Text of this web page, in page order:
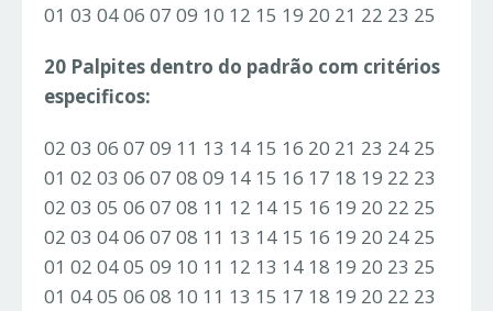
01 03 04 06 07 09 10 12 15 19 20 21 22 23 25
20 Palpites dentro do padrão com critérios
especificos:
02 03 06 07 09 11 13 14 15 16 20 21 23 24 25
01 02 03 06 07 08 09 14 15 16 17 18 19 22 23
02 03 05 06 07 08 11 12 14 15 16 19 20 22 25
02 03 04 06 07 08 11 13 14 15 16 19 20 24 25
01 02 04 05 09 10 11 12 13 14 18 19 20 23 25
01 04 05 06 08 10 11 13 15 17 18 19 20 22 23